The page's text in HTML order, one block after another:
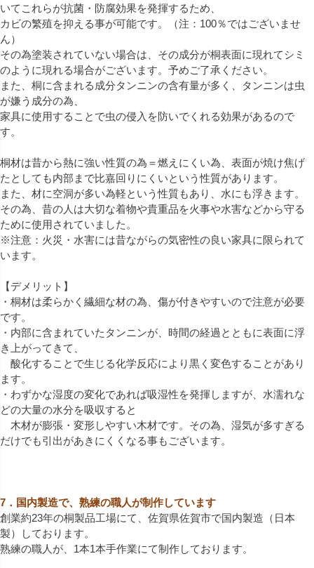
いてこれらが抗菌・防腐効果を発揮するため、
カビの繁殖を抑える事が可能です。（注：100％ではございませ
ん）
その為塗装されていない場合は、その成分が桐表面に現れてシミ
のように現れる場合がございます。予めご了承ください。
また、桐に含まれる成分タンニンの含有量が多く、タンニンは虫
が嫌う成分の為、
家具に使用することで虫の侵入を防いでくれる効果があるので
す。
桐材は昔から熱に強い性質の為＝燃えにくい為、表面が焼け焦げ
たとしても内部まで比嘉回りにくいという性質があります。
また、材に空洞が多い為軽という性質もあり、水にも浮きます。
その為、昔の人は大切な着物や貴重品を火事や水害などから守る
ために使用されていました。
※注意：火災・水害には昔ながらの気密性の良い家具に限られて
います。
【デメリット】
・桐材は柔らかく繊細な材の為、傷が付きやすいので注意が必要
です。
・内部に含まれていたタンニンが、時間の経過とともに表面に浮
き上がってきて、
酸化することで生じる化学反応により黒く変色することがあり
ます。
・わずかな湿度の変化であれば吸湿性を発揮しますが、水濡れな
どの大量の水分を吸収すると
木材が膨張・変形しやすい木材です。その為、湿気が多すぎる
だけでも引出があきにくくなる事もございます。
7．国内製造で、熟練の職人が制作しています
創業約23年の桐製品工場にて、佐賀県佐賀市で国内製造（日本
製）しております。
熟練の職人が、1本1本手作業にて制作しております。